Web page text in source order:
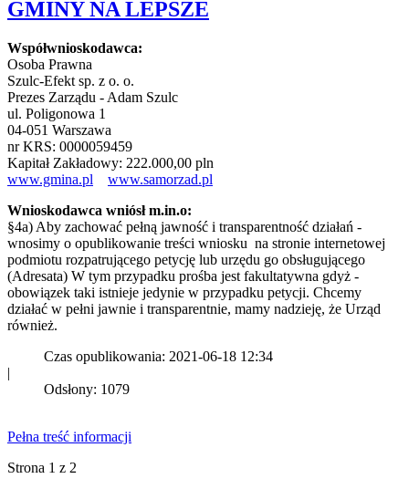
GMINY NA LEPSZE
Współwnioskodawca:
Osoba Prawna
Szulc-Efekt sp. z o. o.
Prezes Zarządu - Adam Szulc
ul. Poligonowa 1
04-051 Warszawa
nr KRS: 0000059459
Kapitał Zakładowy: 222.000,00 pln
www.gmina.pl
www.samorzad.pl
Wnioskodawca wniósł m.in.o:
§4a) Aby zachować pełną jawność i transparentność działań -
wnosimy o opublikowanie treści wniosku na stronie internetowej
podmiotu rozpatrującego petycję lub urzędu go obsługującego
(Adresata) W tym przypadku prośba jest fakultatywna gdyż -
obowiązek taki istnieje jedynie w przypadku petycji. Chcemy
działać w pełni jawnie i transparentnie, mamy nadzieję, że Urząd
również.
Czas opublikowania: 2021-06-18 12:34
|
Odsłony: 1079
Pełna treść informacji
Strona 1 z 2